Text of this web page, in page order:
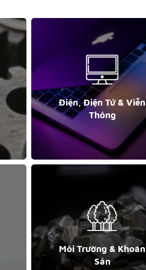
Điện, Điện Tử & Viễn
Thông
Môi Trường & Khoán
Sản